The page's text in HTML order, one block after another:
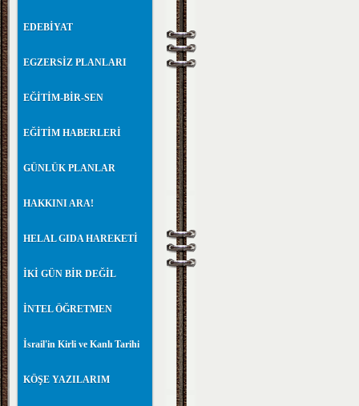
EDEBİYAT
EGZERSİZ PLANLARI
EĞİTİM-BİR-SEN
EĞİTİM HABERLERİ
GÜNLÜK PLANLAR
HAKKINI ARA!
HELAL GIDA HAREKETİ
İKİ GÜN BİR DEĞİL
İNTEL ÖĞRETMEN
İsrail'in Kirli ve Kanlı Tarihi
KÖŞE YAZILARIM